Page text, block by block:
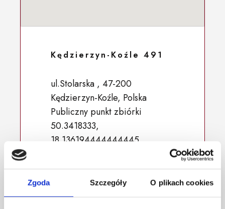
Zgoda Szczegóły O plikach cookies
Kędzierzyn-Koźle 491
ul.Stolarska , 47-200
Kędzierzyn-Koźle, Polska
Publiczny punkt zbiórki
50.3418333,
18.136194444444445